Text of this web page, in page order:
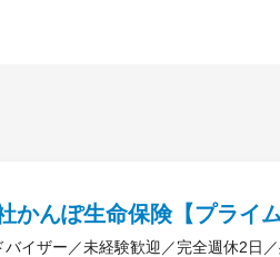
かんぽ生命保険【プライ
バイザー／未経験歓迎／完全週休2日